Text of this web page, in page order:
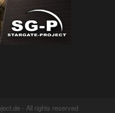
- All rights reserved